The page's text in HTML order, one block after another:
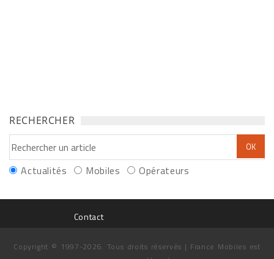
RECHERCHER
Actualités Mobiles Opérateurs
Contact
Copyright © 1997-2026. Tous droits réservés | France Mobiles est